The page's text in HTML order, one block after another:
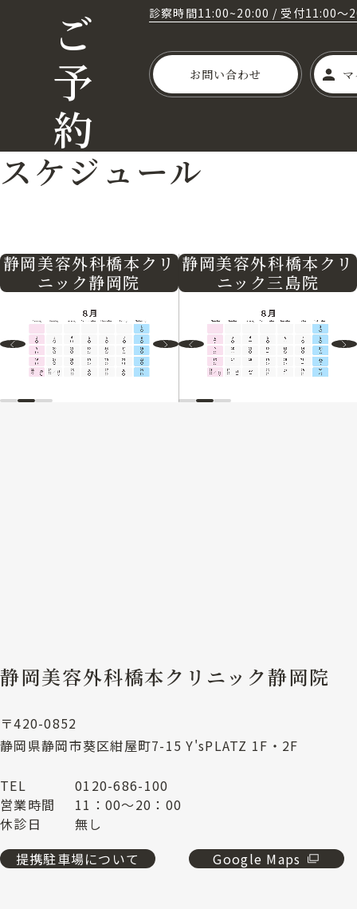
ご
予
約
診察時間11:00~20:00 / 受付11:00～
お問い合わせ
スケジュール
静岡美容外科橋本クリ
ニック静岡院
静岡美容外科橋本クリ
ニック三島院
静岡美容外科橋本クリニック静岡院
〒420-0852
静岡県静岡市葵区紺屋町7-15 Y'sPLATZ 1F・2F
TEL
0120-686-100
営業時間
11：00～20：00
休診日
無し
提携駐車場について
Google Maps